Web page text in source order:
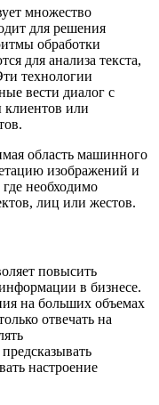
множество
для решения
обработки
для анализа текста,
технологии
вести диалог с
клиентов или
область машинного
изображений и
необходимо
лиц или жестов.
повысить
в бизнесе.
на больших объемах
отвечать на
настроение